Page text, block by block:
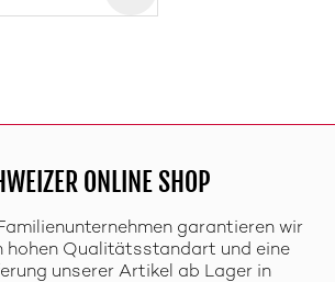
ONLINE SHOP
garantieren wir
hohen Qualitätsstandart und eine
unserer Artikel ab Lager in